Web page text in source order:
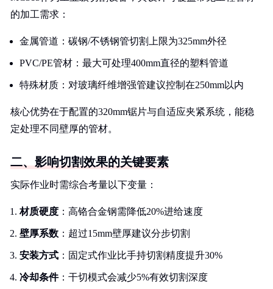
的加工需求：
金属管道：碳钢/不锈钢管切割上限为325mm外径
PVC/PE管材：最大可处理400mm直径的塑料管道
特殊材质：对玻璃纤维增强管建议控制在250mm以内
核心优势在于配置的320mm锯片与自适应夹紧系统，能稳
定处理不同壁厚的管材。
二、影响切割效果的关键要素
实际作业时需综合考量以下变量：
材质硬度 ：高铬合金钢需降低20%进给速度
壁厚系数 ：超过15mm壁厚建议分步切割
安装方式 ：固定式作业比手持切割精度提升30%
冷却条件：干切模式会减少5%有效切割深度